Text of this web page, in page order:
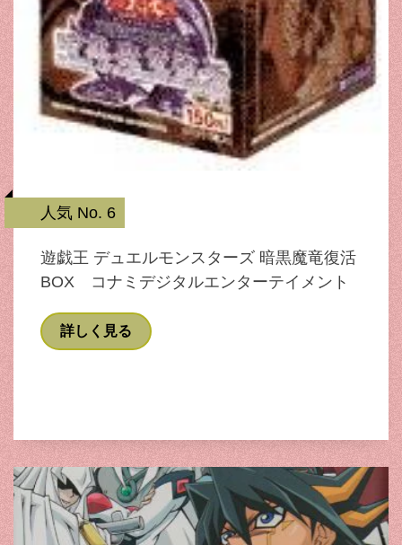
人気 No. 6
遊戯王 デュエルモンスターズ 暗黒魔竜復活
BOX コナミデジタルエンターテイメント
詳しく見る